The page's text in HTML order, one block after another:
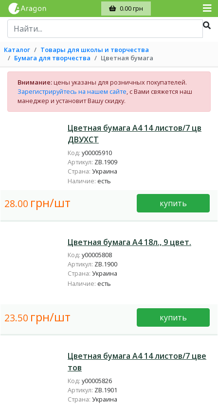
0.00 грн
Каталог
Товары для школы и творчества
Бумага для творчества
Цветная бумага
Внимание:цены указаны для розничных покупателей.
Зарегистрируйтесь на нашем сайте, с Вами свяжется наш
манеджер и установит Вашу скидку.
Цветная бумага А4 14 листов/7 цв
ДВУХСТ
Код: у00005910
Артикул: ZB.1909
Страна: Украина
Наличие: есть
28.00 грн/шт купить
Цветная бумага А4 18л., 9 цвет.
Код: у00005808
Артикул: ZB.1900
Страна: Украина
Наличие: есть
23.50 грн/шт купить
Цветная бумага А4 14 листов/7 цве
тов
Код: у00005826
Артикул: ZB.1901
Страна: Украина